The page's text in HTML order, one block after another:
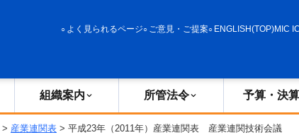
よく見られるページ ご意見・ご提案 ENGLISH(TOP)MIC
組織案内 所管法令 予算・決算
> 産業連関表 > 平成23年（2011年）産業連関表 産業連関技術会議